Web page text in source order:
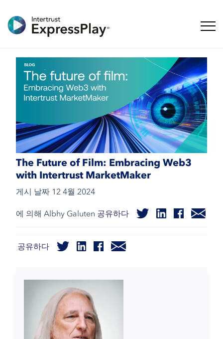
탐색
The Future of Film: Embracing Web3
with Intertrust MarketMaker
게시 날짜 12 4월 2024
에 의해 Albhy Galuten 공유하다
공유하다